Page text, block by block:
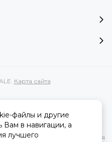
Карта сайта
информация, касающаяся
товаров и услуг, носит
каких условиях не является
файлы и другие
Вам в навигации, а
лучшего